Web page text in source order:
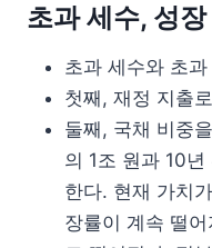
초과 세수, 성
초과 세수와 초
첫째, 재정 지출
둘째, 국채 비중
의 1조 원과 10
한다. 현재 가치
장률이 계속 떨